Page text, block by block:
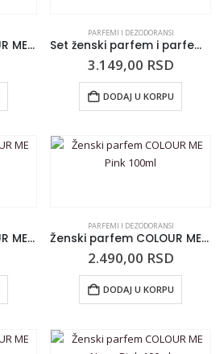
Ženski parfem COLOUR ME Pearl 50ml
PARFEMI I DEZODORANSI
Set ženski parfem i parfemisani sprej za telo COLOUR ME Pink
3.149,00 RSD
DODAJ U KORPU
Ženski parfem COLOUR ME Neon Pink 50ml
PARFEMI I DEZODORANSI
Ženski parfem COLOUR ME Pink 100ml
2.490,00 RSD
DODAJ U KORPU